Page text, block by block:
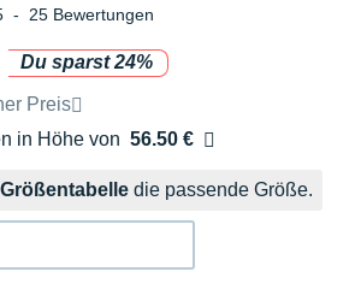
- 25 Bewertungen
Du sparst 24%
der Marke
Preis
in Höhe von 56.50 €
Größentabelle die passende Größe.